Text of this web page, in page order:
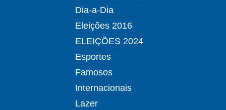
Dia-a-Dia
Eleições 2016
ELEIÇÕES 2024
Esportes
Famosos
Internacionais
Lazer